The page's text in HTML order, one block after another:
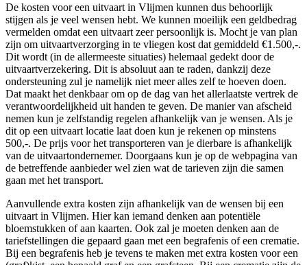
De kosten voor een uitvaart in Vlijmen kunnen dus behoorlijk
stijgen als je veel wensen hebt. We kunnen moeilijk een geldbedrag
vermelden omdat een uitvaart zeer persoonlijk is. Mocht je van plan
zijn om uitvaartverzorging in te vliegen kost dat gemiddeld €1.500,-.
Dit wordt (in de allermeeste situaties) helemaal gedekt door de
uitvaartverzekering. Dit is absoluut aan te raden, dankzij deze
ondersteuning zul je namelijk niet meer alles zelf te hoeven doen.
Dat maakt het denkbaar om op de dag van het allerlaatste vertrek de
verantwoordelijkheid uit handen te geven. De manier van afscheid
nemen kun je zelfstandig regelen afhankelijk van je wensen. Als je
dit op een uitvaart locatie laat doen kun je rekenen op minstens
500,-. De prijs voor het transporteren van je dierbare is afhankelijk
van de uitvaartondernemer. Doorgaans kun je op de webpagina van
de betreffende aanbieder wel zien wat de tarieven zijn die samen
gaan met het transport.
Aanvullende extra kosten zijn afhankelijk van de wensen bij een
uitvaart in Vlijmen. Hier kan iemand denken aan potentiële
bloemstukken of aan kaarten. Ook zal je moeten denken aan de
tariefstellingen die gepaard gaan met een begrafenis of een crematie.
Bij een begrafenis heb je tevens te maken met extra kosten voor een